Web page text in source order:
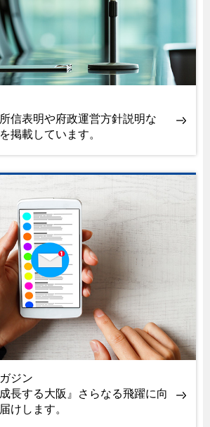
信表明や府政運営方針説明な
掲載しています。
ジン
長する大阪』さらなる飛躍に向
けします。